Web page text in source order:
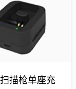
描枪单座充